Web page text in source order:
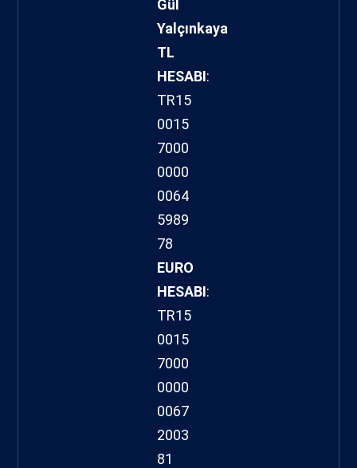
Gül
Yalçınkaya
TL
HESABI:
TR15
0015
7000
0000
0064
5989
78
EURO
HESABI:
TR15
0015
7000
0000
0067
2003
81